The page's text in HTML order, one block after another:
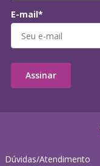
Dúvidas/Atendimento
E-mail*
Assinar